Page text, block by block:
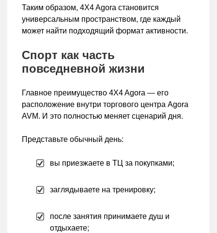
Таким образом, 4X4 Agora становится
универсальным пространством, где каждый
может найти подходящий формат активности.
Спорт как часть
повседневной жизни
Главное преимущество 4X4 Agora — его
расположение внутри торгового центра Agora
AVM. И это полностью меняет сценарий дня.
Представьте обычный день:
вы приезжаете в ТЦ за покупками;
заглядываете на тренировку;
после занятия принимаете душ и
отдыхаете;